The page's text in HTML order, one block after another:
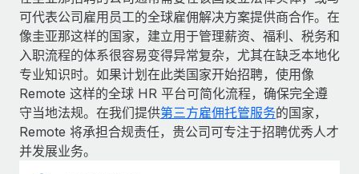
可代表公司雇用员工的全球雇佣解决方案提供商合作。在
像圭亚那这样的国家，建立用于管理薪资、福利、税务和
入职流程的体系很容易变得异常复杂，尤其在缺乏本地化
专业知识时。如果计划在此类国家开始招聘，使用像
Remote 这样的全球 HR 平台可简化流程，确保完全遵
守当地法规。在我们提供第三方雇佣托管服务的国家，
Remote 将承担合规责任，贵公司可专注于招聘优秀人才
并发展业务。